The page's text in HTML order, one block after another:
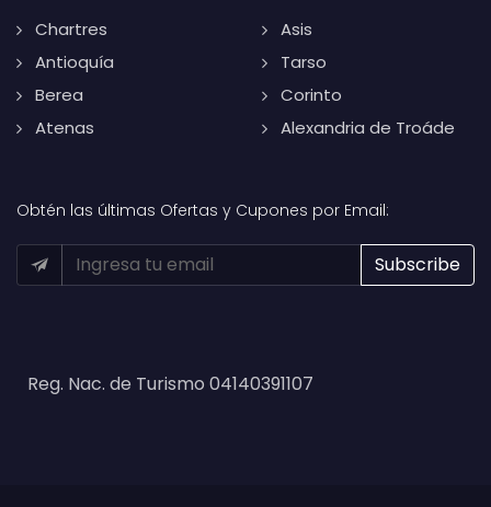
Chartres
Antioquía
Berea
Atenas
Asis
Tarso
Corinto
Alexandria de Troáde
Obtén las últimas Ofertas y Cupones por Email:
Reg. Nac. de Turismo 04140391107